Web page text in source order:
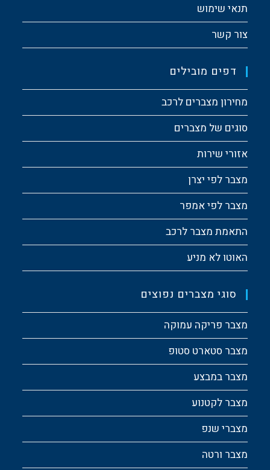
תנאי שימוש
צור קשר
דפים מובילים
מחירון מצברים לרכב
סוגים של מצברים
אזורי שירות
מצבר לפי יצרן
מצבר לפי אמפר
התאמת מצבר לרכב
האוטו לא מניע
סוגי מצברים נפוצים
מצבר פריקה עמוקה
מצבר סטארט סטופ
מצבר במבצע
מצבר לקטנוע
מצברי שנפ
מצבר ורטה